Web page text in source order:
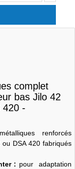
complet
bas Jilo 42
420 -
renforcés
DSA 420 fabriqués
: pour adaptation